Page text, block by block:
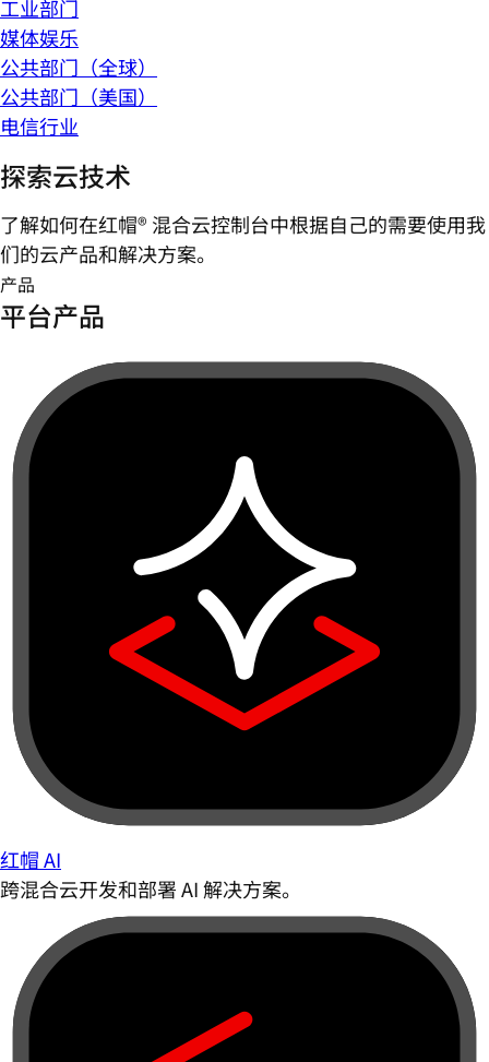
工业部门
媒体娱乐
公共部门（全球）
公共部门（美国）
电信行业
探索云技术
了解如何在红帽® 混合云控制台中根据自己的需要使用我
们的云产品和解决方案。
产品
平台产品
红帽 AI
跨混合云开发和部署 AI 解决方案。